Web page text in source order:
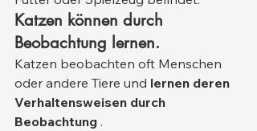
Katzen können durch
Beobachtung lernen.
Katzen beobachten oft Menschen
oder andere Tiere und lernen deren
Verhaltensweisen durch
Beobachtung .